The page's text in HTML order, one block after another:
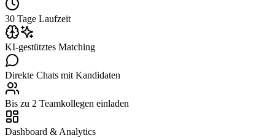
30 Tage Laufzeit
KI-gestütztes Matching
Direkte Chats mit Kandidaten
Bis zu 2 Teamkollegen einladen
Dashboard & Analytics